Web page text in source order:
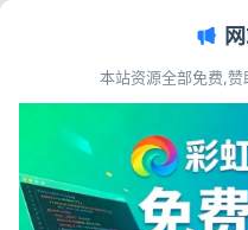
首页>主题模板>WordPress>
WordPress免费小说
搭建部署教程
本站资源全部免费,赞